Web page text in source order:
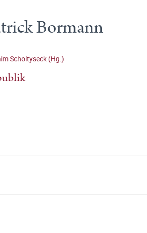
Bormann
Scholtyseck (Hg.)